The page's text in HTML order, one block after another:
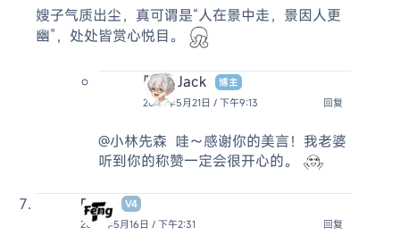
嫂子气质出尘，真可谓是“人在景中走，景因人更
幽”，处处皆赏心悦目。
阿杰 Jack
博主
2025年5月21日 / 下午9:13
回复
@小林先森 哇～感谢你的美言！我老婆
听到你的称赞一定会很开心的。
Feng
V4
2025年5月16日 / 下午2:31
回复